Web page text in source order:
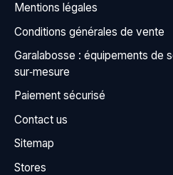
Mentions légales
Conditions générales de vente
Garalabosse : équipements de
sur‑mesure
Paiement sécurisé
Contact us
Sitemap
Stores